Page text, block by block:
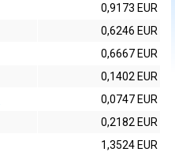
0,9173 EUR
0,6246 EUR
0,6667 EUR
0,1402 EUR
0,0747 EUR
0,2182 EUR
1,3524 EUR